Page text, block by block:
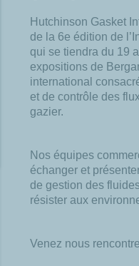
Hutchinson Gasket
de la 6e édition de
qui se tiendra du 19
expositions de
international
et de contrôle des
gazier.
Nos équipes
échanger et
de gestion des
résister aux
Venez nous